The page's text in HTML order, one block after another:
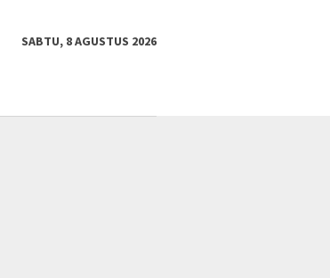
SABTU, 8 AGUSTUS 2026